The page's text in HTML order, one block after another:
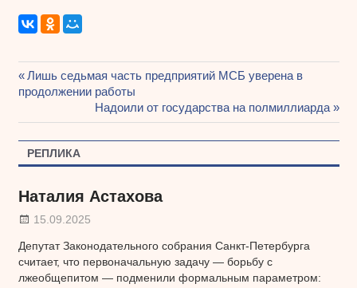
Навигация
по
записям
Предыдущая
запись:
Лишь седьмая часть предприятий МСБ уверена в
продолжении работы
Следующая
запись:
Надоили от государства на полмиллиарда
РЕПЛИКА
Наталия Астахова
15.09.2025
Депутат Законодательного собрания Санкт-Петербурга
считает, что первоначальную задачу — борьбу с
лжеобщепитом — подменили формальным параметром: